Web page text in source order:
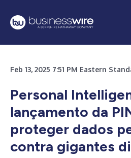
Feb 13, 2025 7:51 PM Eastern
Personal
lançamento da
proteger dados
contra gigantes